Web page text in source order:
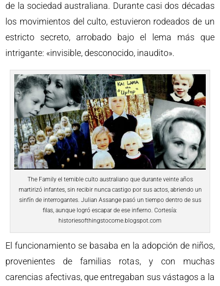
de la sociedad australiana. Durante casi dos décadas
los movimientos del culto, estuvieron rodeados de un
estricto secreto, arrobado bajo el lema más que
intrigante: «invisible, desconocido, inaudito».
The Family el temible culto australiano que durante veinte años
martirizó infantes, sin recibir nunca castigo por sus actos, abriendo un
sinfín de interrogantes. Julian Assange pasó un tiempo dentro de sus
filas, aunque logró escapar de ese infierno. Cortesía:
historiesofthingstocome.blogspot.com
El funcionamiento se basaba en la adopción de niños,
provenientes de familias rotas, y con muchas
carencias afectivas, que entregaban sus vástagos a la